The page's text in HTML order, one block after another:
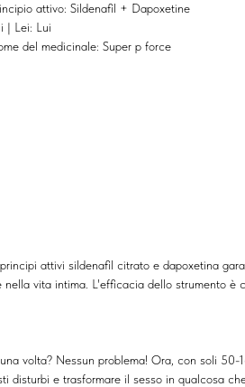
attivo: Sildenafil + Dapoxetine
| Lei: Lui
del medicinale: Super p force
attivi sildenafil citrato e dapoxetina
vita intima. L'efficacia dello strumento è
volta? Nessun problema! Ora, con soli
disturbi e trasformare il sesso in qualcosa